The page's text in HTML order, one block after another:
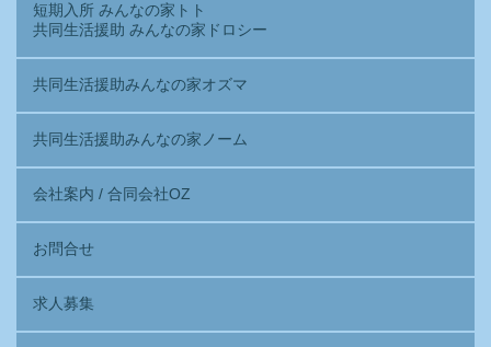
短期入所 みんなの家トト
共同生活援助 みんなの家ドロシー
共同生活援助みんなの家オズマ
共同生活援助みんなの家ノーム
会社案内 / 合同会社OZ
お問合せ
求人募集